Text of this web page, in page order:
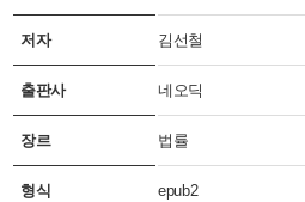
저자 김선철
출판사 네오딕
장르 법률
형식 epub2